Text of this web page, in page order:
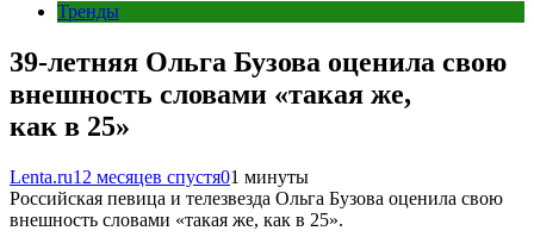
Тренды
39-летняя Ольга Бузова оценила свою
внешность словами «такая же,
как в 25»
Lenta.ru12 месяцев спустя01 минуты
Российская певица и телезвезда Ольга Бузова оценила свою
внешность словами «такая же, как в 25».